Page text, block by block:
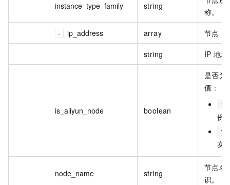
instance_type_family string
称。
ip_address array 节点
string IP 地
is_aliyun_node boolean
是否为
值：
例
实
node_name string
节点名
识。